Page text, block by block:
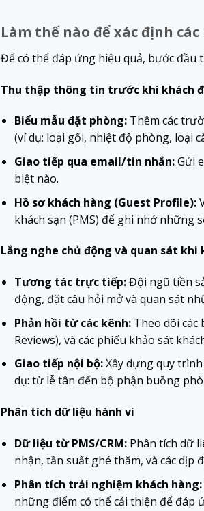
Làm thế nào để xác định
Để có thể đáp ứng hiệu quả, bước đầu
Thu thập thông tin trước khi khách
Biểu mẫu đặt phòng: Thêm các
(ví dụ: loại gối, nhiệt độ phòng, loại
Giao tiếp qua email/tin nhắn:Gửi
biệt nào.
Hồ sơ khách hàng (Guest Profile):
khách sạn (PMS) để ghi nhớ những
Lắng nghe chủ động và quan sát khi
Tương tác trực tiếp:Đội ngũ tiền
động, đặt câu hỏi mở và quan sát
Phản hồi từ các kênh: Theo dõi các
Reviews), và các phiếu khảo sát
Giao tiếp nội bộ:Xây dựng quy
dụ: từ lễ tân đến bộ phận buồng
Phân tích dữ liệu hành vi
Dữ liệu từ PMS/CRM: Phân tích dữ
nhận, tần suất ghé thăm, và các dịp
Phân tích trải nghiệm khách hàng:
những điểm có thể cải thiện để đáp